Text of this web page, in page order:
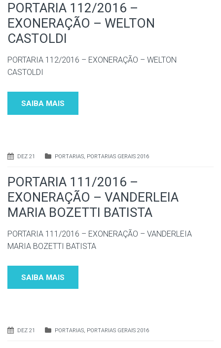
PORTARIA 112/2016 –
EXONERAÇÃO – WELTON
CASTOLDI
PORTARIA 112/2016 – EXONERAÇÃO – WELTON
CASTOLDI
SAIBA MAIS
DEZ 21 PORTARIAS, PORTARIAS GERAIS 2016
PORTARIA 111/2016 –
EXONERAÇÃO – VANDERLEIA
MARIA BOZETTI BATISTA
PORTARIA 111/2016 – EXONERAÇÃO – VANDERLEIA
MARIA BOZETTI BATISTA
SAIBA MAIS
DEZ 21 PORTARIAS, PORTARIAS GERAIS 2016